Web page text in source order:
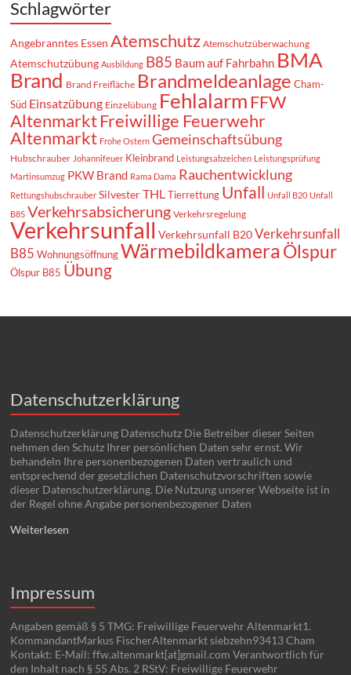
Schlagwörter
Angebranntes Essen Atemschutz Atemschutzüberwachung
Atemschutzübung Ausbildung B85 Baum auf Fahrbahn BMA
Brand Brand Freifläche Brandmeldeanlage Cham-
Süd Einsatzübung Einzelübung Fehlalarm FFW
AltenmarktFreiwillige Feuerwehr
Altenmarkt Frohe Ostern Gemeinschaftsübung
Hubschrauber Johannifeuer Kleinbrand Leistungsabzeichen Leistungsprüfung
Martinsumzug PKW Brand Rama Dama Rauchentwicklung
Rettungshubschrauber Silvester THL Tierrettung Unfall Unfall B20 Unfall
B85 Verkehrsabsicherung Verkehrsregelung
Verkehrsunfall Verkehrsunfall B20 Verkehrsunfall
B85 Wohnungsöffnung WärmebildkameraÖlspur
Ölspur B85 Übung
Datenschutzerklärung
Datenschutzerklärung Datenschutz Die Betreiber dieser Seiten
nehmen den Schutz Ihrer persönlichen Daten sehr ernst. Wir
behandeln Ihre personenbezogenen Daten vertraulich und
entsprechend der gesetzlichen Datenschutzvorschriften sowie
dieser Datenschutzerklärung. Die Nutzung unserer Webseite ist in
der Regel ohne Angabe personenbezogener Daten
Weiterlesen
Impressum
Angaben gemäß § 5 TMG: Freiwillige Feuerwehr Altenmarkt1.
KommandantMarkus FischerAltenmarkt siebzehn93413 Cham
Kontakt: E-Mail: ffw.altenmarkt[at]gmail.com Verantwortlich für
den Inhalt nach § 55 Abs. 2 RStV: Freiwillige Feuerwehr